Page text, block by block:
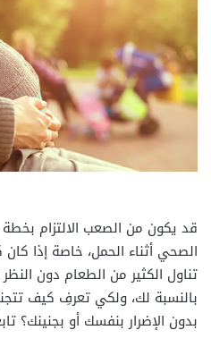
قد يكون من الصعب الالتزام
الصحي أثناء الحمل، خاصة إذا
تناول الكثير من الطعام دون
بالنسبة لك، ولكي تعرفِ كيف
بدون الإضرار بنفسك أو بجنينك؟